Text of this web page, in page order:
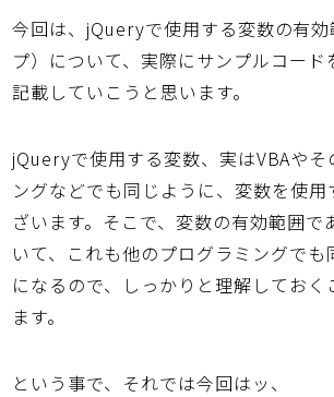
今回は、jQueryで使用する変数の有効
プ）について、実際にサンプルコード
記載していこうと思います。
jQueryで使用する変数、実はVBAやそ
ングなどでも同じように、変数を使
ざいます。そこで、変数の有効範囲で
いて、これも他のプログラミングでも
になるので、しっかりと理解しておく
ます。
という事で、それでは今回はッ、